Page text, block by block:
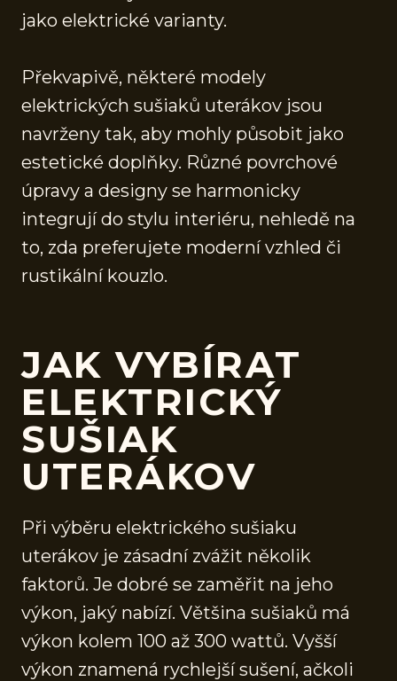
jako elektrické varianty.
Překvapivě, některé modely
elektrických sušiaků uterákov jsou
navrženy tak, aby mohly působit jako
estetické doplňky. Různé povrchové
úpravy a designy se harmonicky
integrují do stylu interiéru, nehledě na
to, zda preferujete moderní vzhled či
rustikální kouzlo.
JAK VYBÍRAT
ELEKTRICKÝ
SUŠIAK
UTERÁKOV
Při výběru elektrického sušiaku
uterákov je zásadní zvážit několik
faktorů. Je dobré se zaměřit na jeho
výkon, jaký nabízí. Většina sušiaků má
výkon kolem 100 až 300 wattů. Vyšší
výkon znamená rychlejší sušení, ačkoli